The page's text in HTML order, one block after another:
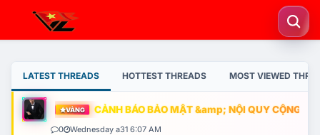
LATEST THREADS HOTTEST THREADS MOST VIEWED
VÀNG CẢNH BÁO BẢO MẬT &amp; NỘI QUY CỘNG
0 Wednesday a31 6:07 AM